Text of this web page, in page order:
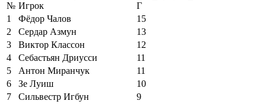
№ Игрок
Г
1
Фёдор Чалов
15
2
Сердар Азмун
13
3
Виктор Классон
12
4
Себастьян Дриусси
11
5
Антон Миранчук
11
6
Зе Луиш
10
7
Сильвестр Игбун
9